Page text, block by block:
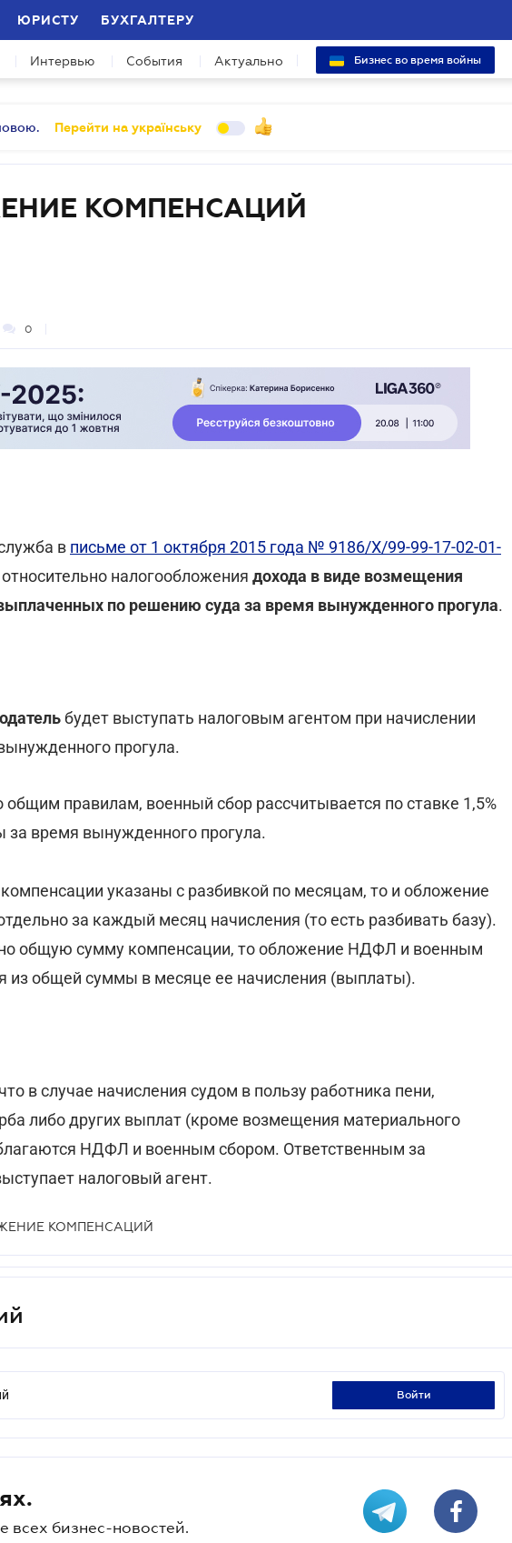
ЮРИСТУ БУХГАЛТЕРУ
Интервью События Актуально Бизнес во время войны
Перейти на українську
КОМПЕНСАЦИЙ
0
в письме от 1 октября 2015 года № 9186/Х/99-99-17-02-01-
налогообложения дохода в виде возмещения
по решению суда за время вынужденного прогула.
будет выступать налоговым агентом при начислении
прогула.
правилам, военный сбор рассчитывается по ставке 1,5%
за время вынужденного прогула.
указаны с разбивкой по месяцам, то и обложение
за каждый месяц начисления (то есть разбивать базу).
общую сумму компенсации, то обложение НДФЛ и военным
из общей суммы в месяце ее начисления (выплаты).
в случае начисления судом в пользу работника пени,
либо других выплат (кроме возмещения материального
НДФЛ и военным сбором. Ответственным за
налоговый агент.
КОМПЕНСАЦИЙ
войти
всех бизнес-новостей.